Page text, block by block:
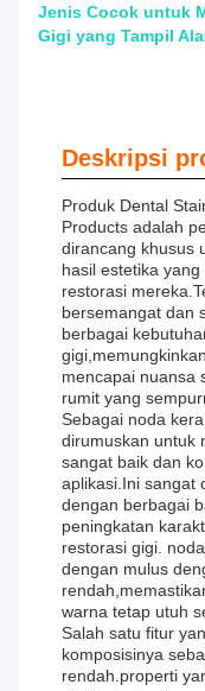
Jenis Cocok untuk
Gigi yang Tampil
Deskripsi
Produk Dental
Products adalah
dirancang khusus
hasil estetika
restorasi
bersemangat dan
berbagai
mencapai nuansa
rumit yang
Sebagai noda
dirumuskan untuk
sangat baik dan
aplikasi.Ini sangat
dengan berbagai
peningkatan
restorasi gigi.
dengan mulus
warna tetap utuh
Salah satu fitur
komposisinya
rendah.properti